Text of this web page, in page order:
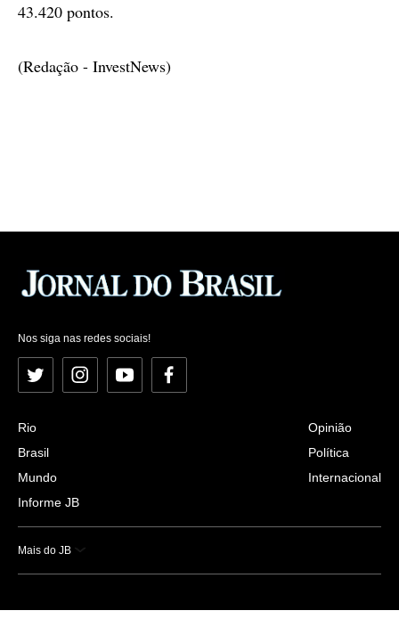
43.420 pontos.
(Redação - InvestNews)
Nos siga nas redes sociais!
Twitter InstagramYouTubeFacebook
Rio
Brasil
Mundo
Informe JB
Opinião
Política
Internacional
Mais do JB
Esportes